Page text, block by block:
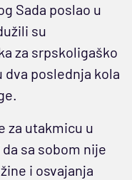
Sada poslao u
su
za srpskoligaško
dva poslednja kola
za utakmicu u
sa sobom nije
i osvajanja